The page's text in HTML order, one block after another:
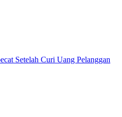
Setelah Curi Uang Pelanggan